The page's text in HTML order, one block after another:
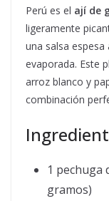
Perú es el ají de
ligeramente
una salsa
evaporada. Este
arroz blanco y
combinación
1 pechuga
gramos)